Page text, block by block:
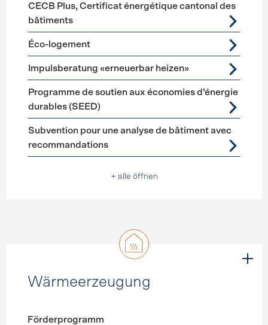
CECB Plus, Certificat énergétique cantonal des
bâtiments
Éco-logement
Impulsberatung «erneuerbar heizen»
Programme de soutien aux économies d’énergie
durables (SEED)
Subvention pour une analyse de bâtiment avec
recommandations
+ alle öffnen
Wärmeerzeugung
Förderprogramm